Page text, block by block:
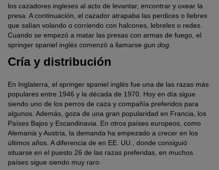
los cazadores ingleses al acto de levantar, encontrar y oxear la
presa. A continuación, el cazador atrapaba las perdices o liebres
que salían volando o corriendo con halcones, lebreles o redes.
Cuando se empezó a matar las presas con armas de fuego, el
springer spaniel inglés comenzó a llamarse gun dog.
Cría y distribución
En Inglaterra, el springer spaniel inglés fue una de las razas más
populares entre 1946 y la década de 1970. Hoy en día sigue
siendo uno de los perros de caza y compañía preferidos para
algunos. Además, goza de una gran popularidad en Francia, los
Países Bajos y Escandinavia. En otros países europeos, como
Alemania y Austria, la demanda ha empezado a crecer en los
últimos años. A diferencia de en EE. UU., donde consiguió
situarse en el puesto 26 de las razas preferidas, en muchos
países sigue siendo muy raro.